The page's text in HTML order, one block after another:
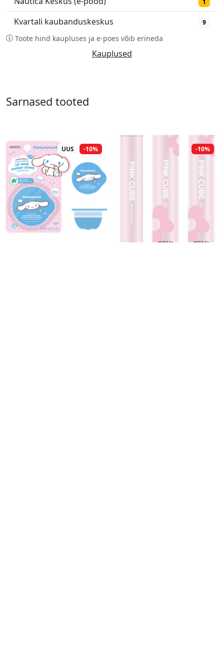
1
Kvartali kaubanduskeskus 9
Toote hind kaupluses ja e-poes võib erineda
Kauplused
Sarnased tooted
UUS -10% -10%